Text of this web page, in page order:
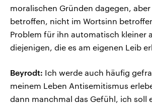
moralischen Gründen dagegen,
betroffen, nicht im Wortsinn
Problem für ihn automatisch kleiner
diejenigen, die es am eigenen Leib
Beyrodt: Ich werde auch häufig
meinem Leben Antisemitismus
dann manchmal das Gefühl, ich soll